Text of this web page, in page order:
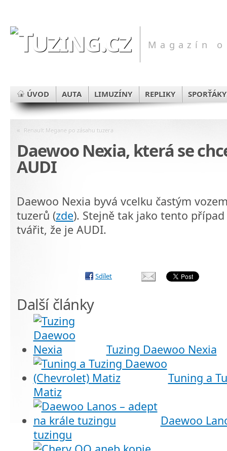
Magazín
ÚVOD AUTA LIMUZÍNY REPLIKY SPORŤÁKY
« Renault Megane po zásahu tuzera
Daewoo Nexia, která se
AUDI
Daewoo Nexia byvá vcelku častým
tuzerů (zde). Stejně tak jako tento
tvářit, že je AUDI.
Sdílet
Další články
Tuzing Daewoo Nexia
Tuning a
Matiz
Daewoo
tuzingu